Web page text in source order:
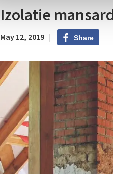
Izolatie
May 12, 2019 | Share